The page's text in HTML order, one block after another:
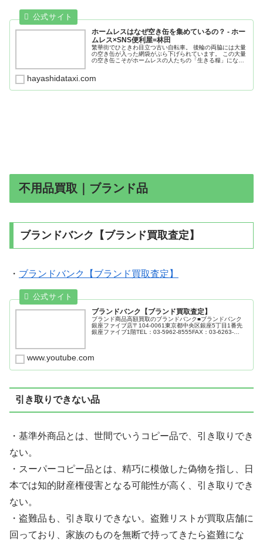
ホームレスはなぜ空き缶を集めているの？ - ホー
ムレス×SNS便利屋=林田
繁華街でひときわ目立つ古い自転車。 後輪の両脇には大量
の空き缶が入った網袋がぶら下げられています。 この大量
の空き缶こそがホームレスの人たちの「生きる糧」になっ
hayashidataxi.com
不用品買取｜ブランド品
ブランドバンク【ブランド買取査定】
・ ブランドバンク【ブランド買取査定】
ブランドバンク【ブランド買取査定】
ブランド商品高額買取のブランドバンク■ブランドバンク
銀座ファイブ店〒104-0061東京都中央区銀座5丁目1番先
銀座ファイブ1階TEL：03-5962-8555FAX：03-6263-
www.youtube.com
引き取りできない品
・基準外商品とは、世間でいうコピー品で、引き取りでき
ない。
・スーパーコピー品とは、精巧に模倣した偽物を指し、日
本では知的財産権侵害となる可能性が高く、引き取りでき
ない。
・盗難品も、引き取りできない。盗難リストが買取店舗に
回っており、家族のものを無断で持ってきたら盗難にな